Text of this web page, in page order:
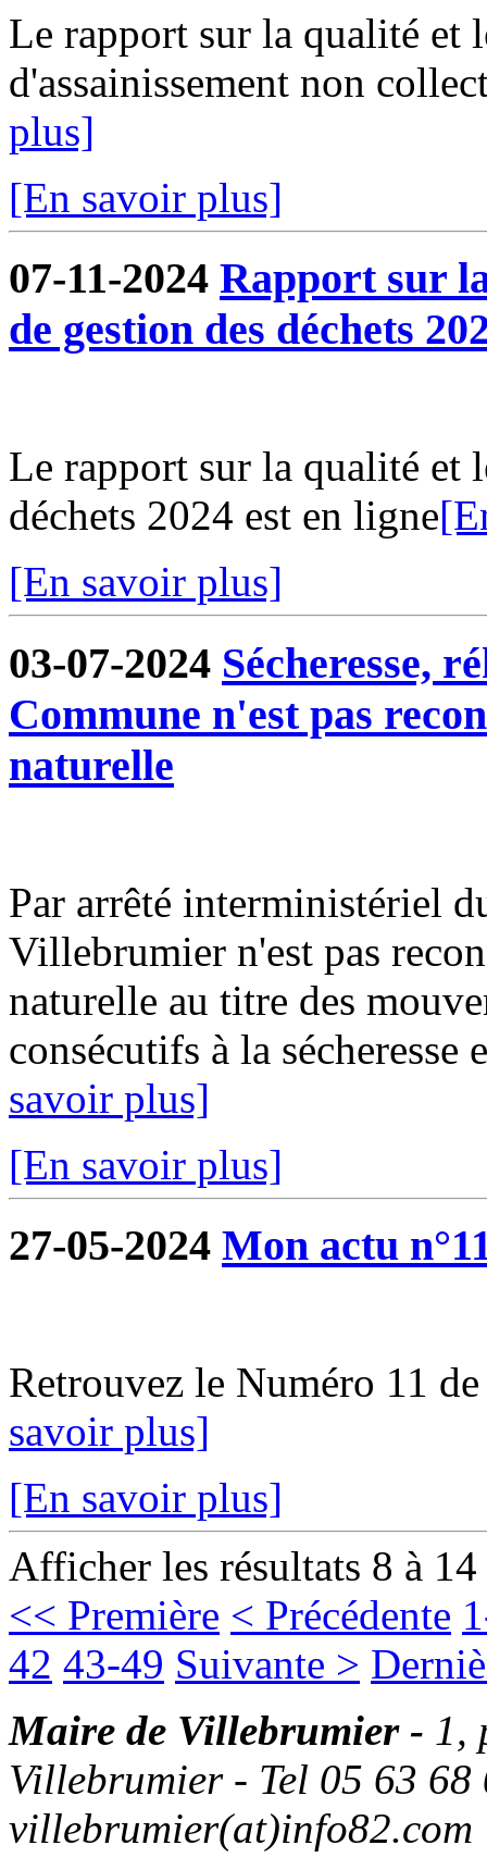
Le rapport sur la qualité et
d'assainissement non
plus]
[En savoir plus]
07-11-2024 Rapport sur
de gestion des déchets
Le rapport sur la qualité et
déchets 2024 est en ligne
[En savoir plus]
03-07-2024 Sécheresse,
Commune n'est pas
naturelle
Par arrêté interministériel
Villebrumier n'est pas
naturelle au titre des
consécutifs à la
savoir plus]
[En savoir plus]
27-05-2024 Mon actu
Retrouvez le Numéro 11
savoir plus]
[En savoir plus]
Afficher les résultats 8 à
<< Première < Précédente
42 43-49 Suivante >
Maire de Villebrumier - 1,
Villebrumier - Tel 05 63
villebrumier(at)info82.com